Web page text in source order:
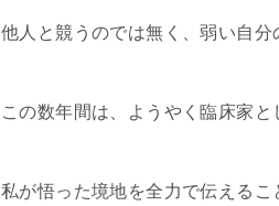
他人と競うのでは無く、弱い自分
この数年間は、ようやく臨床家と
私が悟った境地を全力で伝えるこ